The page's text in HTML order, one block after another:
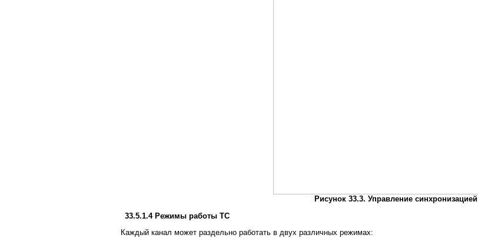
Рисунок 33.3. Управление синхронизацией
33.5.1.4 Режимы работы ТС
Каждый канал может раздельно работать в двух различных режимах: